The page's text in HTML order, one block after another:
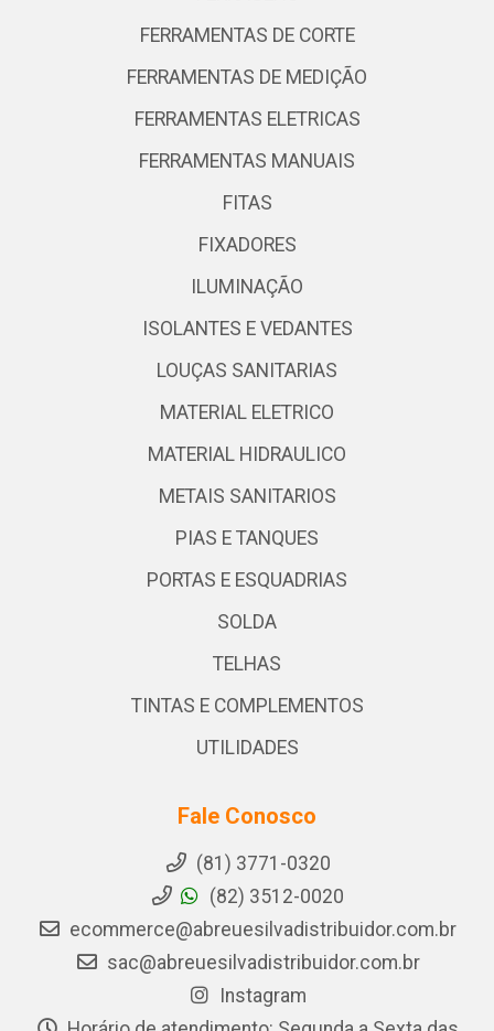
FERRAMENTAS DE CORTE
FERRAMENTAS DE MEDIÇÃO
FERRAMENTAS ELETRICAS
FERRAMENTAS MANUAIS
FITAS
FIXADORES
ILUMINAÇÃO
ISOLANTES E VEDANTES
LOUÇAS SANITARIAS
MATERIAL ELETRICO
MATERIAL HIDRAULICO
METAIS SANITARIOS
PIAS E TANQUES
PORTAS E ESQUADRIAS
SOLDA
TELHAS
TINTAS E COMPLEMENTOS
UTILIDADES
Fale Conosco
(81) 3771-0320
(82) 3512-0020
ecommerce@abreuesilvadistribuidor.com.br
sac@abreuesilvadistribuidor.com.br
Instagram